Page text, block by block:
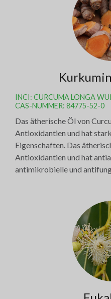
INCI: CURCUMA LONGA
CAS-NUMMER: 84775-52-0
Das ätherische Öl von
Antioxidantien und hat
Eigenschaften. Das
Antioxidantien und hat
antimikrobielle und